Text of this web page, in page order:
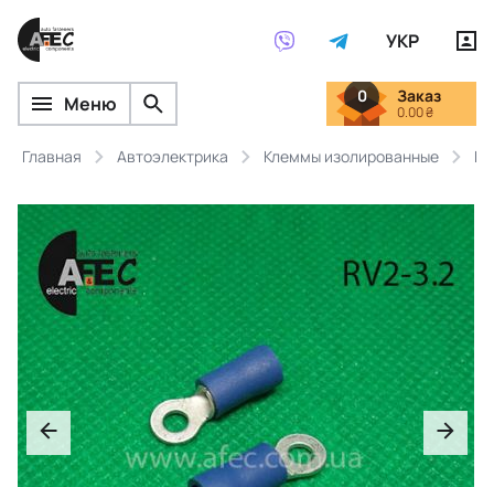
УКР
Меню 0 Заказ
0.00 ₴
Главная Автоэлектрика Клеммы изолированные